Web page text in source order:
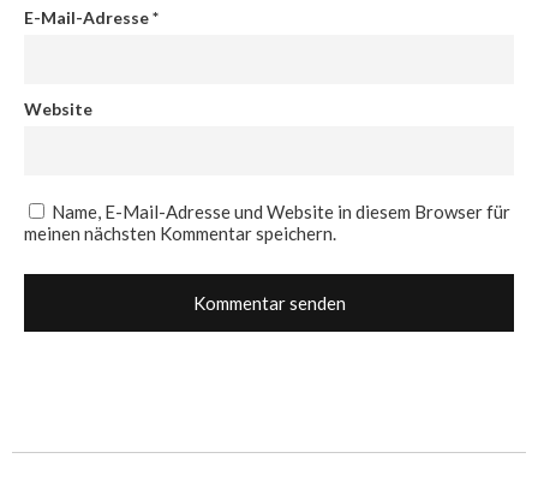
E-Mail-Adresse*
Website
Name, E-Mail-Adresse und Website in diesem Browser für
meinen nächsten Kommentar speichern.